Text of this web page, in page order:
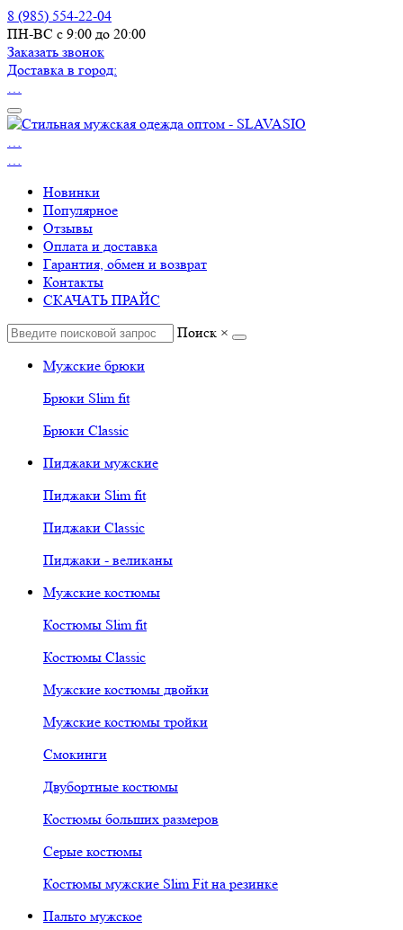
8 (985) 554-22-04
ПН-ВС с 9:00 до 20:00
Заказать звонок
Доставка в город:
…
…
…
Новинки
Популярное
Отзывы
Оплата и доставка
Гарантия, обмен и возврат
Контакты
СКАЧАТЬ ПРАЙС
Поиск ×
Мужские брюки
Брюки Slim fit
Брюки Classic
Пиджаки мужские
Пиджаки Slim fit
Пиджаки Classic
Пиджаки - великаны
Мужские костюмы
Костюмы Slim fit
Костюмы Classic
Мужские костюмы двойки
Мужские костюмы тройки
Смокинги
Двубортные костюмы
Костюмы больших размеров
Серые костюмы
Костюмы мужские Slim Fit на резинке
Пальто мужское